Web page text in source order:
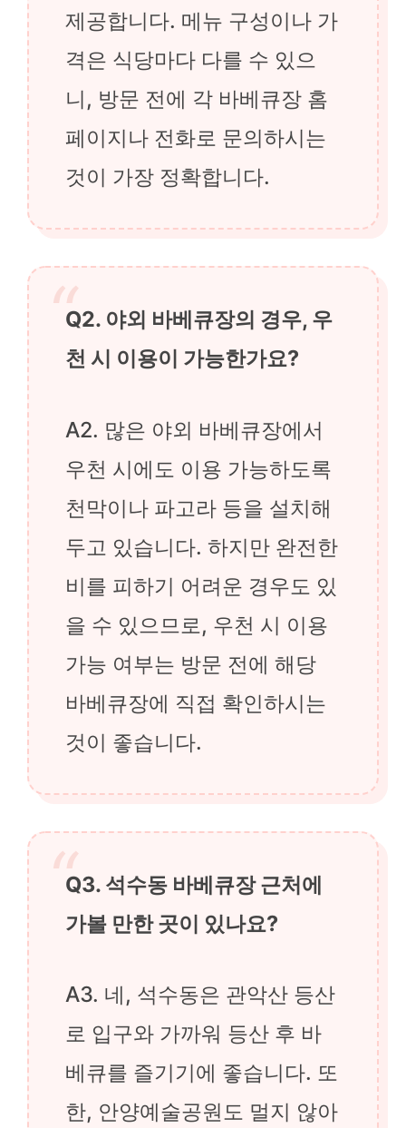
제공합니다. 메뉴 구성이나 가
격은 식당마다 다를 수 있으
니, 방문 전에 각 바베큐장 홈
페이지나 전화로 문의하시는
것이 가장 정확합니다.
Q2. 야외 바베큐장의 경우, 우
천 시 이용이 가능한가요?
A2. 많은 야외 바베큐장에서
우천 시에도 이용 가능하도록
천막이나 파고라 등을 설치해
두고 있습니다. 하지만 완전한
비를 피하기 어려운 경우도 있
을 수 있으므로, 우천 시 이용
가능 여부는 방문 전에 해당
바베큐장에 직접 확인하시는
것이 좋습니다.
Q3. 석수동 바베큐장 근처에
가볼 만한 곳이 있나요?
A3. 네, 석수동은 관악산 등산
로 입구와 가까워 등산 후 바
베큐를 즐기기에 좋습니다. 또
한, 안양예술공원도 멀지 않아